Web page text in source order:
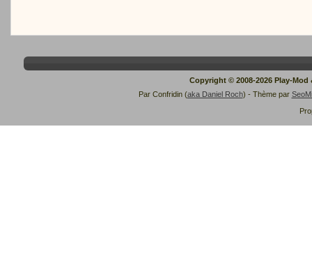
Copyright © 2008-2026 Play-
Par Confridin (aka Daniel Roch) - Thème par